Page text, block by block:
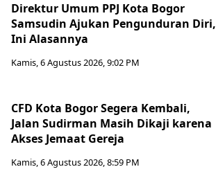
Direktur Umum PPJ Kota Bogor
Samsudin Ajukan Pengunduran Diri,
Ini Alasannya
Kamis, 6 Agustus 2026, 9:02 PM
CFD Kota Bogor Segera Kembali,
Jalan Sudirman Masih Dikaji karena
Akses Jemaat Gereja
Kamis, 6 Agustus 2026, 8:59 PM